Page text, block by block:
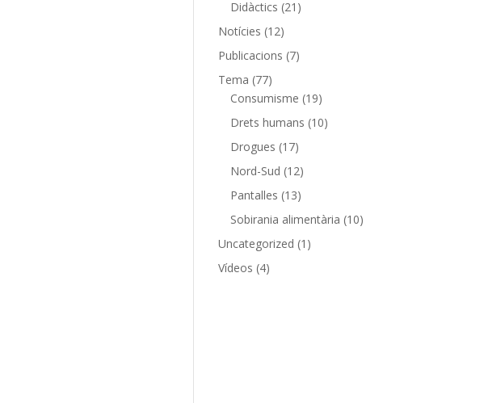
Didàctics (21)
Notícies (12)
Publicacions (7)
Tema (77)
Consumisme (19)
Drets humans (10)
Drogues (17)
Nord-Sud (12)
Pantalles (13)
Sobirania alimentària (10)
Uncategorized (1)
Vídeos (4)